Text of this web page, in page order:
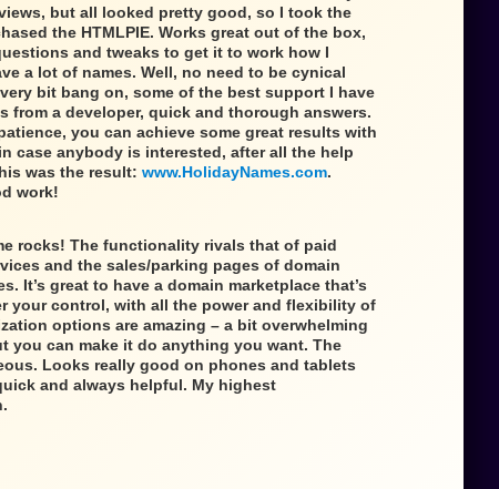
but all looked pretty good, so I took the
the HTMLPIE. Works great out of the box,
and tweaks to get it to work how I
a lot of names. Well, no need to be cynical
bit bang on, some of the best support I have
from a developer, quick and thorough answers.
you can achieve some great results with
case anybody is interested, after all the help
was the result: www.HolidayNames.com.
work!
rocks! The functionality rivals that of paid
and the sales/parking pages of domain
It’s great to have a domain marketplace that’s
your control, with all the power and flexibility of
options are amazing – a bit overwhelming
you can make it do anything you want. The
Looks really good on phones and tablets
and always helpful. My highest